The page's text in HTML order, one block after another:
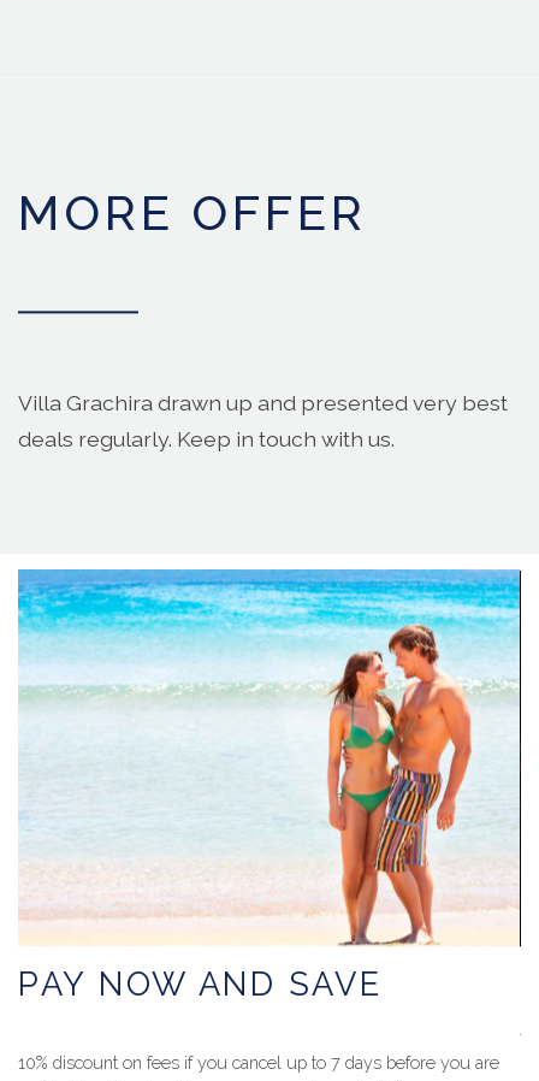
PAY NOW AND SAVE
10% discount on fees if you cancel up to 7 days before you are
MORE OFFER
Villa Grachira drawn up and presented very best
deals regularly. Keep in touch with us.